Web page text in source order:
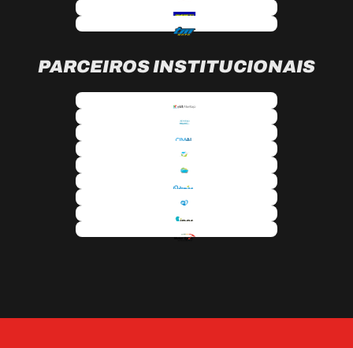
PARCEIROS INSTITUCIONAIS